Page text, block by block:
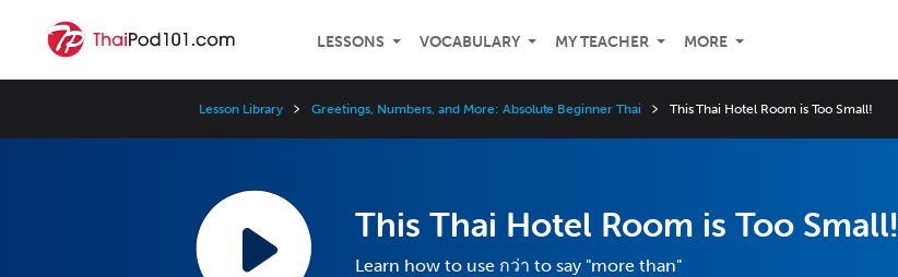
LESSONS VOCABULARY MY TEACHER MORE
Lesson Library Greetings, Numbers, and More: Absolute Beginner Thai This Thai Hotel Room is Too Small!
This Thai Hotel Room is Too Small!
Learn how to use กว่า to say "more than"